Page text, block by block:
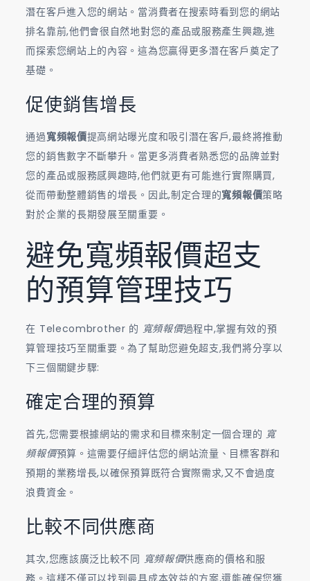
潛在客戶進入您的網站。當消費者在搜索時看到您的網站
排名靠前,他們會很自然地對您的產品或服務產生興趣,進
而探索您網站上的內容。這為您贏得更多潛在客戶奠定了
基礎。
促使銷售增長
通過寬頻報價提高網站曝光度和吸引潛在客戶,最終將推動
您的銷售數字不斷攀升。當更多消費者熟悉您的品牌並對
您的產品或服務感興趣時,他們就更有可能進行實際購買,
從而帶動整體銷售的增長。因此,制定合理的寬頻報價策略
對於企業的長期發展至關重要。
避免寬頻報價超支
的預算管理技巧
在 Telecombrother 的 寬頻報價過程中,掌握有效的預
算管理技巧至關重要。為了幫助您避免超支,我們將分享以
下三個關鍵步驟:
確定合理的預算
首先,您需要根據網站的需求和目標來制定一個合理的 寬
頻報價預算。這需要仔細評估您的網站流量、目標客群和
預期的業務增長,以確保預算既符合實際需求,又不會過度
浪費資金。
比較不同供應商
其次,您應該廣泛比較不同 寬頻報價供應商的價格和服